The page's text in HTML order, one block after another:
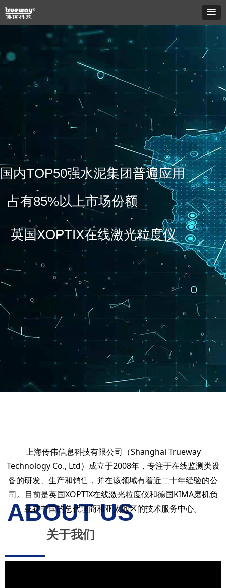
国内TOP50强水泥集团普遍应用
占有85%以上市场份额
英国XOPTIX在线激光粒度仪
ABOUT US
关于我们
上海传伟信息科技有限公司（Shanghai Trueway
Technology Co., Ltd）成立于2008年，专注于在线监测类设
备的研发、生产和销售，并在该领域有着近二十年经验的公
司。目前是英国XOPTIX在线激光粒度仪和德国KIMA磨机负
载在中国的总代理商和亚太地区的技术服务中心。